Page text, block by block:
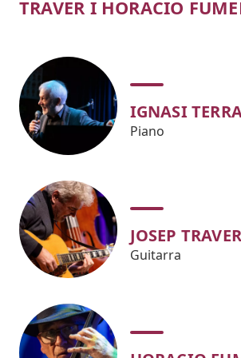
TRAVER I HORACIO
IGNASI
Piano
JOSEP TRAVER
Guitarra